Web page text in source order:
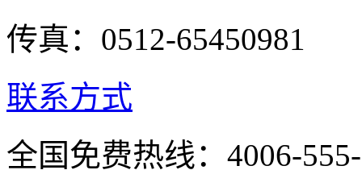
传真：0512-65450981
联系方式
全国免费热线：4006-